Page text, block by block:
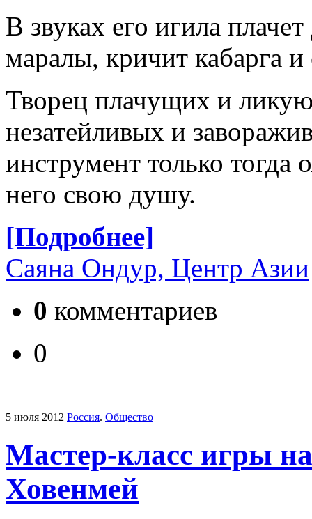
В звуках его игила
маралы, кричит кабарга
Творец плачущих и
незатейливых и
инструмент только тогда
него свою душу.
[Подробнее]
Саяна Ондур, Центр Азии
0 комментариев
0
5 июля 2012 Россия. Общество
Мастер-класс игры
Ховенмей